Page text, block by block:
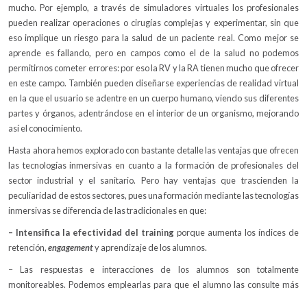
mucho. Por ejemplo, a través de simuladores virtuales los profesionales
pueden realizar operaciones o cirugías complejas y experimentar, sin que
eso implique un riesgo para la salud de un paciente real. Como mejor se
aprende es fallando, pero en campos como el de la salud no podemos
permitirnos cometer errores: por eso la RV y la RA tienen mucho que ofrecer
en este campo. También pueden diseñarse experiencias de realidad virtual
en la que el usuario se adentre en un cuerpo humano, viendo sus diferentes
partes y órganos, adentrándose en el interior de un organismo, mejorando
así el conocimiento.
Hasta ahora hemos explorado con bastante detalle las ventajas que ofrecen
las tecnologías inmersivas en cuanto a la formación de profesionales del
sector industrial y el sanitario. Pero hay ventajas que trascienden la
peculiaridad de estos sectores, pues una formación mediante las tecnologías
inmersivas se diferencia de las tradicionales en que:
– Intensifica la efectividad del training porque aumenta los índices de
retención,engagementy aprendizaje de los alumnos.
– Las respuestas e interacciones de los alumnos son totalmente
monitoreables. Podemos emplearlas para que el alumno las consulte más